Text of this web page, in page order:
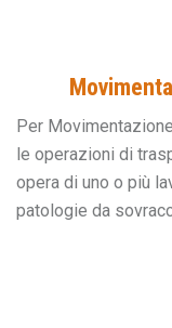
Per
le operazioni di
opera di uno o più
patologie da